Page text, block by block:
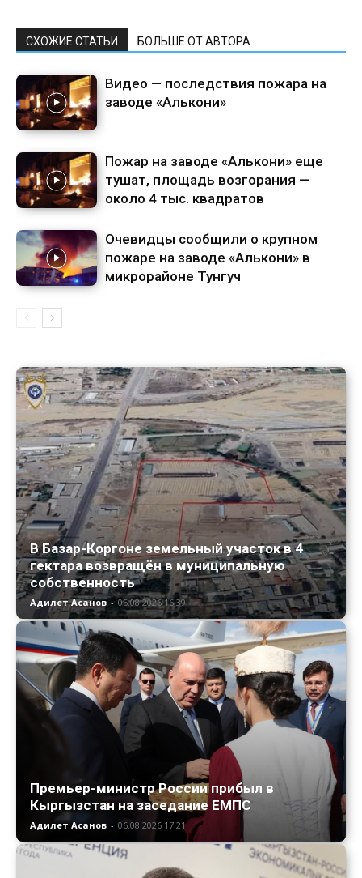
СХОЖИЕ СТАТЬИ БОЛЬШЕ ОТ АВТОРА
Видео — последствия пожара на
заводе «Алькони»
Пожар на заводе «Алькони» еще
тушат, площадь возгорания —
около 4 тыс. квадратов
Очевидцы сообщили о крупном
пожаре на заводе «Алькони» в
микрорайоне Тунгуч
В Базар-Коргоне земельный участок в 4
гектара возвращён в муниципальную
собственность
Адилет Асанов - 05.08.2026 16:39
Премьер-министр России прибыл в
Кыргызстан на заседание ЕМПС
Адилет Асанов - 06.08.2026 17:21